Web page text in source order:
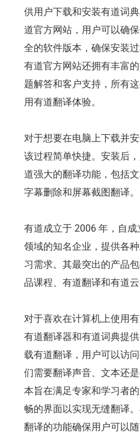
供用户下载和安装有道词
道官方网站，用户可以确
全的软件版本，确保安装
有道官方网站还拥有丰富
题解答和客户支持，所有
用有道翻译体验。
对于想要在电脑上下载并
该过程简单快捷。安装后
道强大的翻译功能，包括
字幕删除和屏幕截图翻译。
有道成立于 2006 年，自
领域的知名企业，提供各
习需求。其最突出的产品
品课程、有道翻译和有道云
对于喜欢在计算机上使用
有道翻译器和有道词典提
载有道翻译，用户可以访
们需要翻译声音、文本还
本旨在满足专家和学习者
畅的界面以实现无缝翻译
翻译的功能确保用户可以